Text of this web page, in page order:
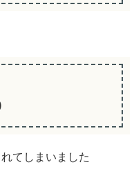
てしまいました